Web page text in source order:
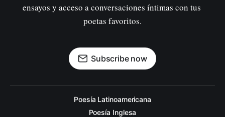
ensayos y acceso a conversaciones íntimas con tus
poetas favoritos.
Subscribe now
Poesía Latinoamericana
Poesía Inglesa